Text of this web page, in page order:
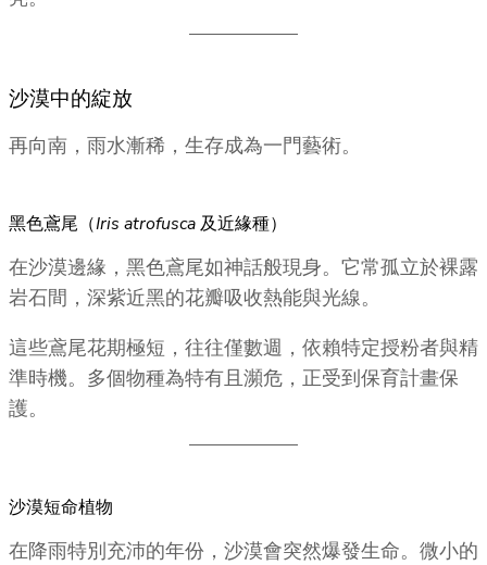
沙漠中的綻放
再向南，雨水漸稀，生存成為一門藝術。
黑色鳶尾（Iris atrofusca及近緣種）
在沙漠邊緣，黑色鳶尾如神話般現身。它常孤立於裸露
岩石間，深紫近黑的花瓣吸收熱能與光線。
這些鳶尾花期極短，往往僅數週，依賴特定授粉者與精
準時機。多個物種為特有且瀕危，正受到保育計畫保
護。
沙漠短命植物
在降雨特別充沛的年份，沙漠會突然爆發生命。微小的